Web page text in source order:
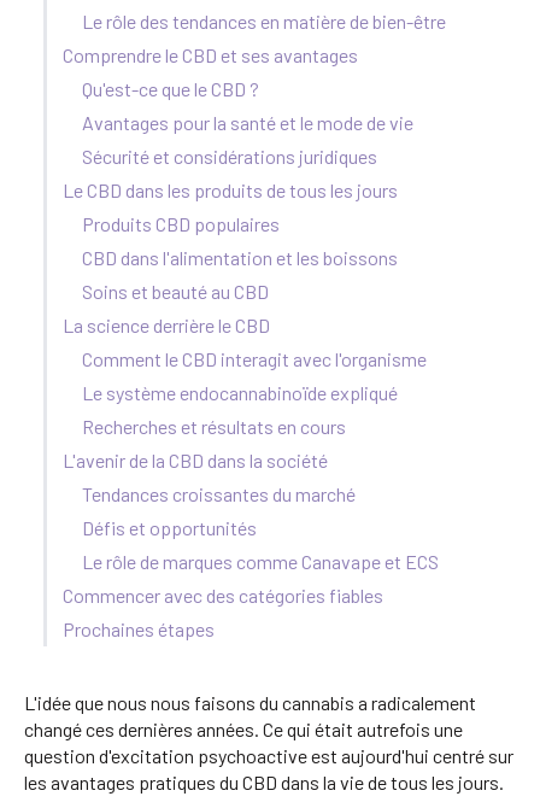
Le rôle des tendances en matière de bien-être
Comprendre le CBD et ses avantages
Qu'est-ce que le CBD ?
Avantages pour la santé et le mode de vie
Sécurité et considérations juridiques
Le CBD dans les produits de tous les jours
Produits CBD populaires
CBD dans l'alimentation et les boissons
Soins et beauté au CBD
La science derrière le CBD
Comment le CBD interagit avec l'organisme
Le système endocannabinoïde expliqué
Recherches et résultats en cours
L'avenir de la CBD dans la société
Tendances croissantes du marché
Défis et opportunités
Le rôle de marques comme Canavape et ECS
Commencer avec des catégories fiables
Prochaines étapes
L'idée que nous nous faisons du cannabis a radicalement
changé ces dernières années. Ce qui était autrefois une
question d'excitation psychoactive est aujourd'hui centré sur
les avantages pratiques du CBD dans la vie de tous les jours.